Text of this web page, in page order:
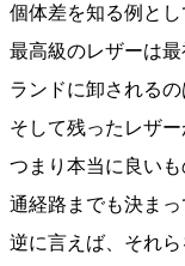
個体差を知る例とし
最高級のレザーは
ランドに卸される
そして残ったレザ
つまり本当に良い
通経路までも決まっ
逆に言えば、それ